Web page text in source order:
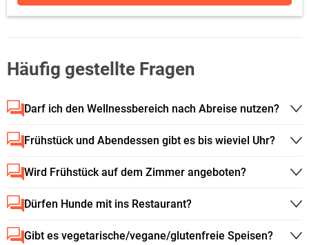
Häufig gestellte Fragen
Darf ich den Wellnessbereich nach Abreise nutzen?
Frühstück und Abendessen gibt es bis wieviel Uhr?
Wird Frühstück auf dem Zimmer angeboten?
Dürfen Hunde mit ins Restaurant?
Gibt es vegetarische/vegane/glutenfreie Speisen?